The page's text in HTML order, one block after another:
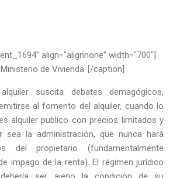
align="alignnone" width="700"]
de Vivienda [/caption]
suscita debates demagógicos,
al fomento del alquiler, cuando lo
alquiler publico con precios limitados y
sea la administración, que nunca hará
del propietario (fundamentalmente
impago de la renta). El régimen jurídico